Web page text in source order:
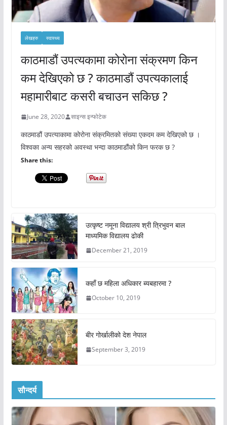
लेखहरु स्वास्थ्य
काठमाडौं उपत्यकामा कोरोना संक्रमण किन
कम देखिएको छ ? काठमाडौं उपत्यकालाई
महामारीबाट कसरी बचाउन सकिछ ?
June 28, 2020 साइन्स इन्फोटेक
काठमाडौं उपत्याकामा कोरोना संक्रमितको संख्या एकदम कम देखिएको छ ।
विश्वका अन्य सहरको अवस्था भन्दा काठमाडौंको किन फरक छ ?
Share this:
उत्कृष्ट नमूना विद्यालय श्री त्रिभुवन बाल
माध्यमिक विद्यालय ढोकी
December 21, 2019
कहाँ छ महिला अधिकार ब्यबहारमा ?
October 10, 2019
बीर गोर्खालीको देश नेपाल
September 3, 2019
सौन्दर्य